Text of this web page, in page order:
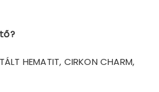
HEMATIT, CIRKON CHARM,